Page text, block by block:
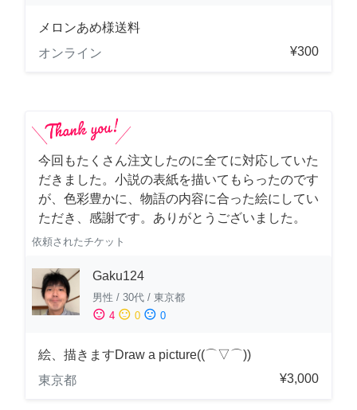
メロンあめ様送料
オンライン
¥300
今回もたくさん注文したのに全てに対応していた
だきました。小説の表紙を描いてもらったのです
が、色彩豊かに、物語の内容に合った絵にしてい
ただき、感謝です。ありがとうございました。
依頼されたチケット
Gaku124
男性 / 30代 / 東京都
sentiment_satisfied 4 sentiment_neutral 0 sentiment_dissatisfied 0
絵、描きますDraw a picture((⌒▽⌒))
東京都
¥3,000